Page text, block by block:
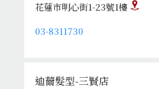
花蓮市明心街1-23號1樓
03-8311730
迪薾髮型-三賢店